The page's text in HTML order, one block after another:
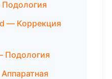
— Коррекция
Подология